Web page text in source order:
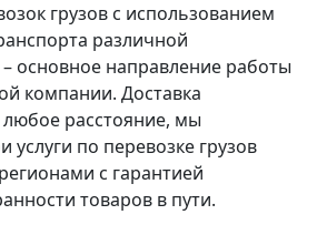
грузов с использованием
различной
основное направление работы
компании. Доставка
любое расстояние, мы
услуги по перевозке грузов
с гарантией
товаров в пути.